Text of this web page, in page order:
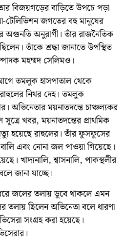
বিজয়গড়ের বাড়িতে উপচে পড়া
টেলিভিশন জগতের বহু মানুষের
অগুনতি অনুরাগী। তাঁর রাজনৈতিক
তাঁকে শ্রদ্ধা জানাতে উপস্থিত
মহম্মদ সেলিমও।
তমলুক হাসপাতাল থেকে
নিথর দেহ। তমলুক
অভিনেতার ময়নাতদন্তে চাঞ্চল্যকর
খবর, ময়নাতদন্তের প্রাথমিক
হয়েছে রাহুলের। তাঁর ফুসফুসের
এবং নোনা জল পাওয়া গিয়েছে।
খাদ্যনালি, শ্বাসনালি, পাকস্থলীর
জানা যাচ্ছে।
ধরে জলের তলায় ডুবে থাকলে এমন
ছিলেন অভিনেতা বলে ধারণা
সংগ্রহ করা হয়েছে।